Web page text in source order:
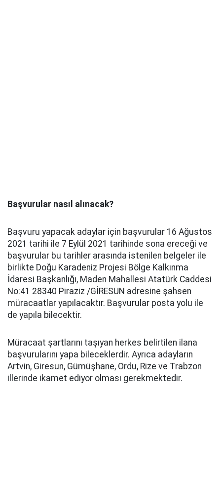
Başvurular nasıl alınacak?
Başvuru yapacak adaylar için başvurular 16 Ağustos
2021 tarihi ile 7 Eylül 2021 tarihinde sona ereceği ve
başvurular bu tarihler arasında istenilen belgeler ile
birlikte Doğu Karadeniz Projesi Bölge Kalkınma
İdaresi Başkanlığı, Maden Mahallesi Atatürk Caddesi
No:41 28340 Piraziz /GİRESUN adresine şahsen
müracaatlar yapılacaktır. Başvurular posta yolu ile
de yapıla bilecektir.
Müracaat şartlarını taşıyan herkes belirtilen ilana
başvurularını yapa bileceklerdir. Ayrıca adayların
Artvin, Giresun, Gümüşhane, Ordu, Rize ve Trabzon
illerinde ikamet ediyor olması gerekmektedir.